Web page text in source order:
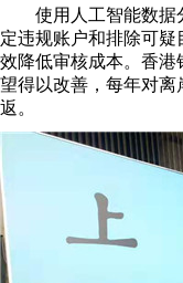
使用人工智能数据
定违规账户和排除可
效降低审核成本。香
望得以改善，每年对离
返。